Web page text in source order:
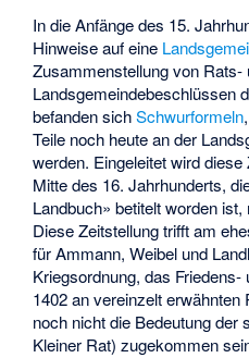
In die Anfänge des 15.
Hinweise auf eine
Zusammenstellung von Rats-
Landsgemeindebeschlüssen
befanden sichSchwurformeln
Teile noch heute an der
werden. Eingeleitet wird
Mitte des 16. Jahrhunderts,
Landbuch» betitelt worden
Diese Zeitstellung trifft am
für Ammann, Weibel und
Kriegsordnung, das
1402 an vereinzelt
noch nicht die Bedeutung der
Kleiner Rat) zugekommen